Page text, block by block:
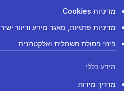
מדיניות Cookies
מדיניות פרטיות, מאגר מידע ודיוור ישיר
פינוי פסולת חשמלית ואלקטרונית
מידע כללי
מדריך מידות